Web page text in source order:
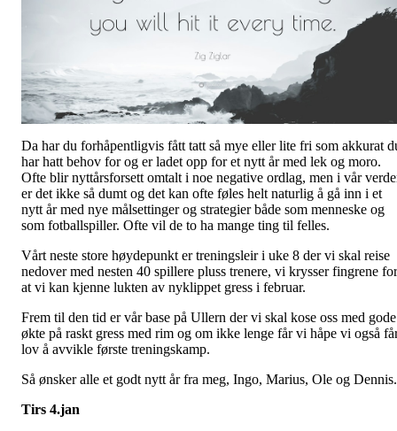
Da har du forhåpentligvis fått tatt så mye eller lite fri som akkurat
har hatt behov for og er ladet opp for et nytt år med lek og moro.
Ofte blir nyttårsforsett omtalt i noe negative ordlag, men i vår
er det ikke så dumt og det kan ofte føles helt naturlig å gå inn i et
nytt år med nye målsettinger og strategier både som menneske og
som fotballspiller. Ofte vil de to ha mange ting til felles.
Vårt neste store høydepunkt er treningsleir i uke 8 der vi skal reise
nedover med nesten 40 spillere pluss trenere, vi krysser fingrene for
at vi kan kjenne lukten av nyklippet gress i februar.
Frem til den tid er vår base på Ullern der vi skal kose oss med gode
økte på raskt gress med rim og om ikke lenge får vi håpe vi også
lov å avvikle første treningskamp.
Så ønsker alle et godt nytt år fra meg, Ingo, Marius, Ole og
Tirs 4.jan